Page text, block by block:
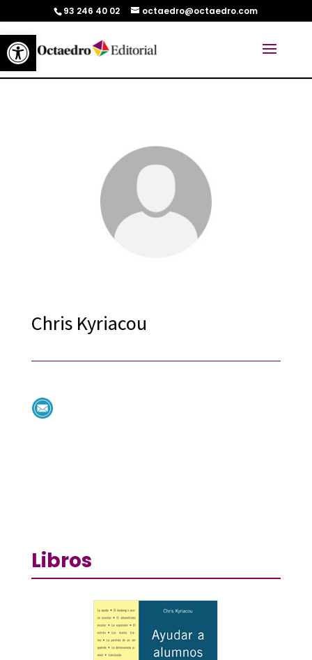
Abrir barra de herramientas
93 246 40 02 octaedro@octaedro.com
Chris Kyriacou
Libros